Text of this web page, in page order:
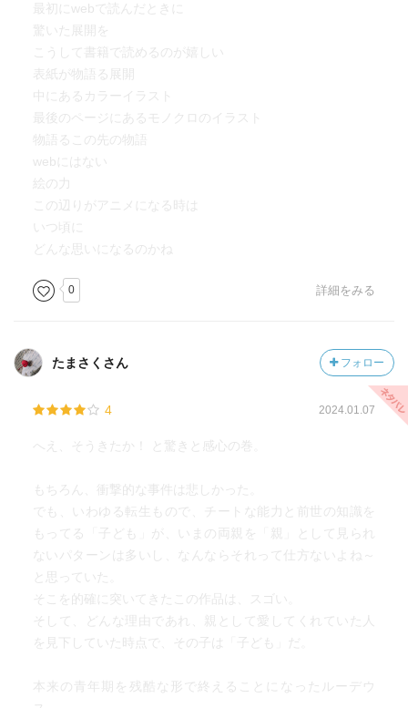
これは以前ナナホシに話したような、「前世で上手くいっ
ていなかった、今世では上手くいっているし信頼する家族
や友人もいる」といった、消極的ともとれるような気持ち
ではありません。
今、この時を生きるという、これまで以上に強い生きる動
機を手にした瞬間だと感じました。
ここが本当に素晴らしかった。
転移事件に区切りがついて、これからのルーデウスは、具
体的にどうしていくんでしょうね。
ゼニスの症状について、魔法大学で研究を始めたりするの
かな。
それもいいけど、何か前向きなことも並行でやって欲しい
なと祈っています。
す。
でもパウロがいない今、彼女たちを守り、そして送り出す
役割は、ルーデウスが担うべきものなんですよね。
最初にwebで読んだときに
驚いた展開を
こうして書籍で読めるのが嬉しい
表紙が物語る展開
中にあるカラーイラスト
最後のページにあるモノクロのイラスト
物語るこの先の物語
webにはない
絵の力
この辺りがアニメになる時は
いつ頃に
どんな思いになるのかね
0 詳細をみる
たまさくさん フォロー
4 2024.01.07
へえ、そうきたか！ と驚きと感心の巻。
もちろん、衝撃的な事件は悲しかった。
でも、いわゆる転生もので、チートな能力と前世の知識を
もってる「子ども」が、いまの両親を「親」として見られ
ないパターンは多いし、なんならそれって仕方ないよね～
と思っていた。
そこを的確に突いてきたこの作品は、スゴい。
そして、どんな理由であれ、親として愛してくれていた人
を見下していた時点で、その子は「子ども」だ。
本来の青年期を残酷な形で終えることになったルーデウ